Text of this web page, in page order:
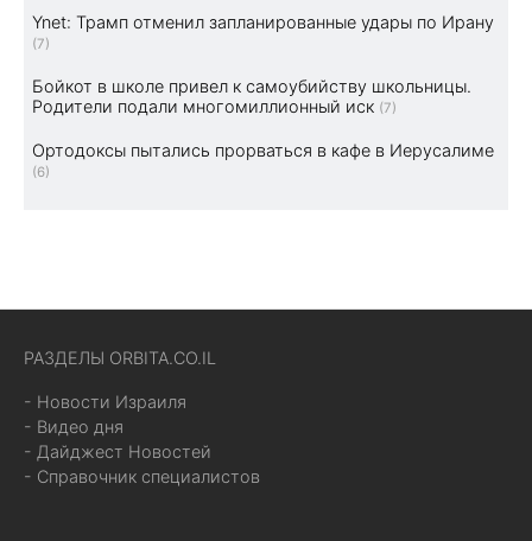
Ynet: Трамп отменил запланированные удары по Ирану
(7)
Бойкот в школе привел к самоубийству школьницы.
Родители подали многомиллионный иск (7)
Ортодоксы пытались прорваться в кафе в Иерусалиме
(6)
РАЗДЕЛЫ ORBITA.CO.IL
- Новости Израиля
- Видео дня
- Дайджест Новостей
- Справочник специалистов